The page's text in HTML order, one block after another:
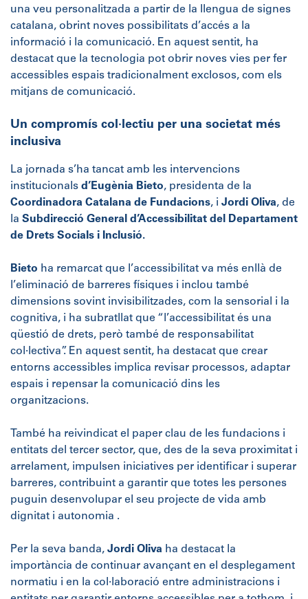
una veu personalitzada a partir de la llengua de signes
catalana, obrint noves possibilitats d’accés a la
informació i la comunicació. En aquest sentit, ha
destacat que la tecnologia pot obrir noves vies per fer
accessibles espais tradicionalment exclosos, com els
mitjans de comunicació.
Un compromís col·lectiu per una societat més
inclusiva
La jornada s’ha tancat amb les intervencions
institucionals d’Eugènia Bieto, presidenta de la
Coordinadora Catalana de Fundacions, i Jordi Oliva, de
la Subdirecció General d’Accessibilitat del Departament
de Drets Socials i Inclusió.
Bieto ha remarcat que l’accessibilitat va més enllà de
l’eliminació de barreres físiques i inclou també
dimensions sovint invisibilitzades, com la sensorial i la
cognitiva, i ha subratllat que “l’accessibilitat és una
qüestió de drets, però també de responsabilitat
col·lectiva”. En aquest sentit, ha destacat que crear
entorns accessibles implica revisar processos, adaptar
espais i repensar la comunicació dins les
organitzacions.
També ha reivindicat el paper clau de les fundacions i
entitats del tercer sector, que, des de la seva proximitat i
arrelament, impulsen iniciatives per identificar i superar
barreres, contribuint a garantir que totes les persones
puguin desenvolupar el seu projecte de vida amb
dignitat i autonomia .
Per la seva banda, Jordi Oliva ha destacat la
importància de continuar avançant en el desplegament
normatiu i en la col·laboració entre administracions i